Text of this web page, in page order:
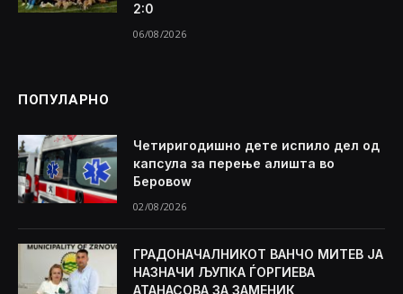
2:0
06/08/2026
ПОПУЛАРНО
Четиригодишно дете испило дел од
капсула за перење алишта во
Беровоw
02/08/2026
ГРАДОНАЧАЛНИКОТ ВАНЧО МИТЕВ ЈА
НАЗНАЧИ ЉУПКА ЃОРГИЕВА
АТАНАСОВА ЗА ЗАМЕНИК